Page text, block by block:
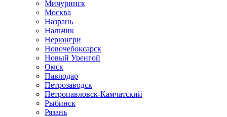
Мичуринск
Москва
Назрань
Нальчик
Нерюнгри
Новочебоксарск
Новый Уренгой
Омск
Павлодар
Петрозаводск
Петропавловск-Камчатский
Рыбинск
Рязань